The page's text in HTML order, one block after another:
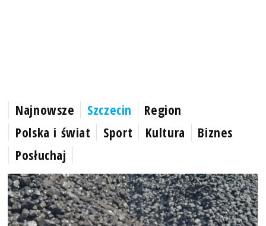
Najnowsze Szczecin
Region
Polska i świat
Sport Kultura
Biznes
Posłuchaj